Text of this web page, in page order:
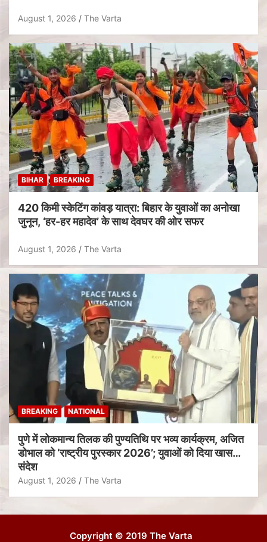
August 1, 2026 The Varta
BIHAR BREAKING
420 किमी स्केटिंग कांवड़ यात्रा: बिहार के युवाओं का अनोखा
जुनून, ‘हर-हर महादेव’ के साथ देवघर की ओर सफर
August 1, 2026 The Varta
BREAKING NATIONAL
पुणे में लोकमान्य तिलक की पुण्यतिथि पर भव्य कार्यक्रम, अजित
डोभाल को ‘राष्ट्रीय पुरस्कार 2026’; युवाओं को दिया खास
संदेश
August 1, 2026 The Varta
Copyright © 2019 The Varta